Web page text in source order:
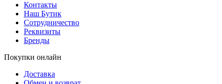
Контакты
Наш Бутик
Сотрудничество
Реквизиты
Бренды
Покупки онлайн
Доставка